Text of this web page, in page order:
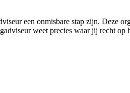
een onmisbare stap zijn. Deze
weet precies waar jij recht op